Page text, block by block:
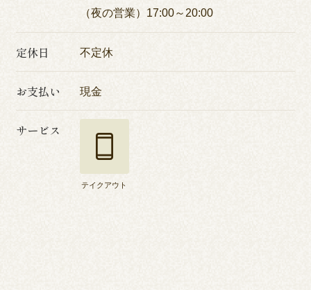
（夜の営業）17:00～20:00
定休日 不定休
お支払い 現金
サービス
テイクアウト